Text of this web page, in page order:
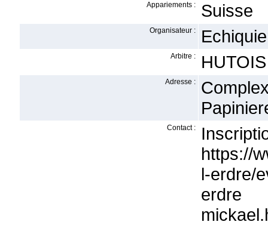
Appariements : Suisse
Organisateur :
Arbitre :
Adresse :
Contact :
https://
l-erdre/